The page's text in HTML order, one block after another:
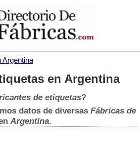
Argentina
en Argentina
de etiquetas?
datos de diversas Fábricas de
Argentina.